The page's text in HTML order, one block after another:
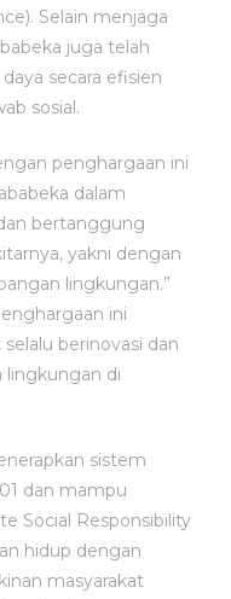
Selain menjaga
juga telah
secara efisien
sosial.
penghargaan ini
dalam
bertanggung
yakni dengan
lingkungan.”
ini
berinovasi dan
lingkungan di
sistem
dan mampu
Social Responsibility
hidup dengan
masyarakat